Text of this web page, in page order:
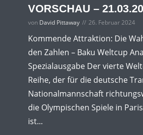
VORSCHAU –
von David Pittaway 26. Februar 2024
Kommende Attraktion: Die
den Zahlen – Baku Weltcup
Spezialausgabe Der vierte
Reihe, der für die deutsche
Nationalmannschaft
die Olympischen Spiele in
ist...